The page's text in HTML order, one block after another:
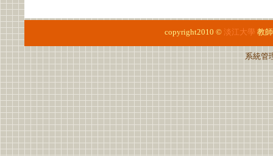
copyright2010 © 淡江大學 教
系統管